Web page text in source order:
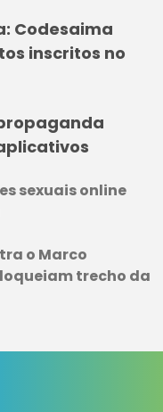
Codesaima
inscritos no
sexuais online
o Marco
trecho da